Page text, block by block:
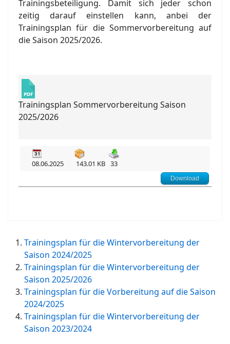
Trainingsbeteiligung. Damit sich jeder schon
zeitig darauf einstellen kann, anbei der
Trainingsplan für die Sommervorbereitung auf
die Saison 2025/2026.
Trainingsplan Sommervorbereitung Saison
2025/2026
08.06.2025 143.01 KB 33
Download
Trainingsplan für die Wintervorbereitung der
Saison 2024/2025
Trainingsplan für die Wintervorbereitung der
Saison 2025/2026
Trainingsplan für die Vorbereitung auf die Saison
2024/2025
Trainingsplan für die Wintervorbereitung der
Saison 2023/2024